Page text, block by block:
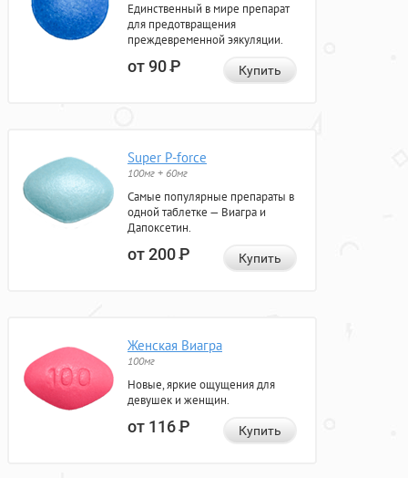
Единственный в мире препарат
для предотвращения
преждевременной эякуляции.
от 90Р Купить
Super P-force
100мг + 60мг
Самые популярные препараты в
одной таблетке — Виагра и
Дапоксетин.
от 200Р Купить
Женская Виагра
100мг
Новые, яркие ощущения для
девушек и женщин.
от 116Р Купить